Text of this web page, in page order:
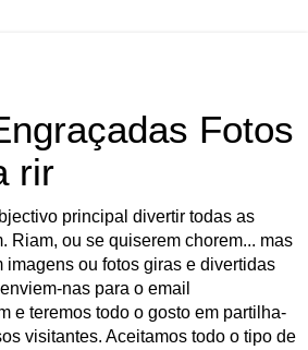
Fotos
rir
principal divertir todas as
Riam, ou se quiserem chorem... mas
imagens ou fotos giras e divertidas
nas para o email
e teremos todo o gosto em partilha-
visitantes. Aceitamos todo o tipo de